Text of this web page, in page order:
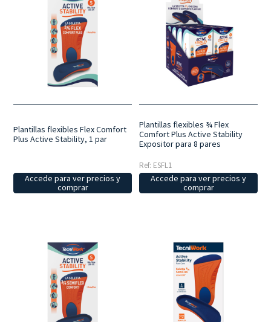
Plantillas flexibles Flex Comfort
Plus Active Stability, 1 par
Accede para ver precios y
comprar
Plantillas flexibles ¾ Flex
Comfort Plus Active Stability
Expositor para 8 pares
Ref: ESFL1
Accede para ver precios y
comprar